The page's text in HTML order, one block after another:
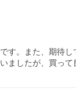
。また、期待
したが、買って